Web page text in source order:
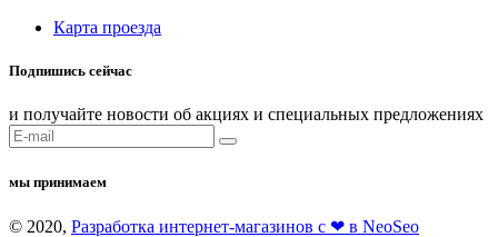
Карта проезда
Подпишись сейчас
и получайте новости об акциях и специальных предложениях
мы принимаем
© 2020, Разработка интернет-магазинов с ❤ в NeoSeo